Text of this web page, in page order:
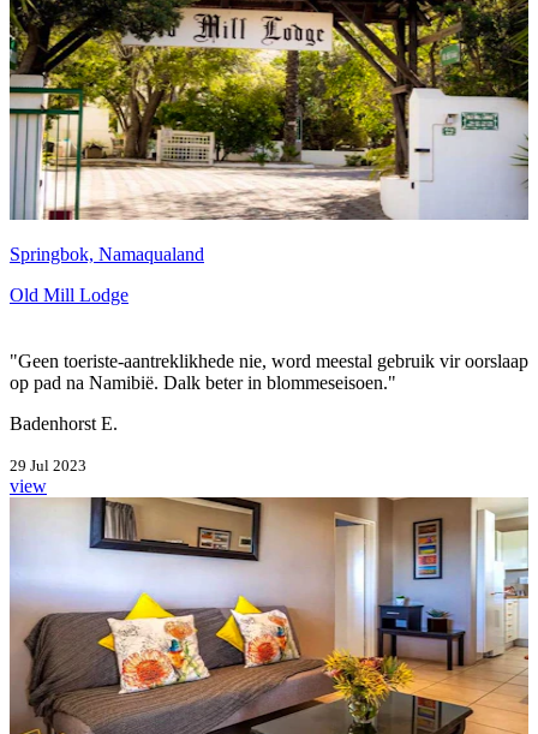
Springbok, Namaqualand
Old Mill Lodge
"Geen toeriste-aantreklikhede nie, word meestal gebruik vir oorslaap
op pad na Namibië. Dalk beter in blommeseisoen."
Badenhorst E.
29 Jul 2023
view